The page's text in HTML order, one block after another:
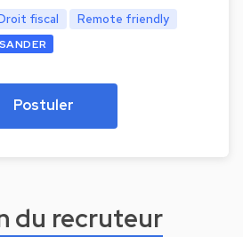
fiscal Remote friendly
Postuler
du recruteur